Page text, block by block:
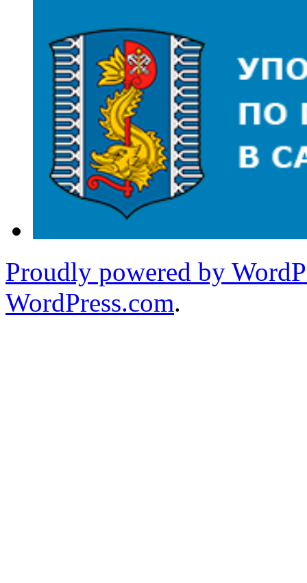
Proudly powered by
WordPress.com.